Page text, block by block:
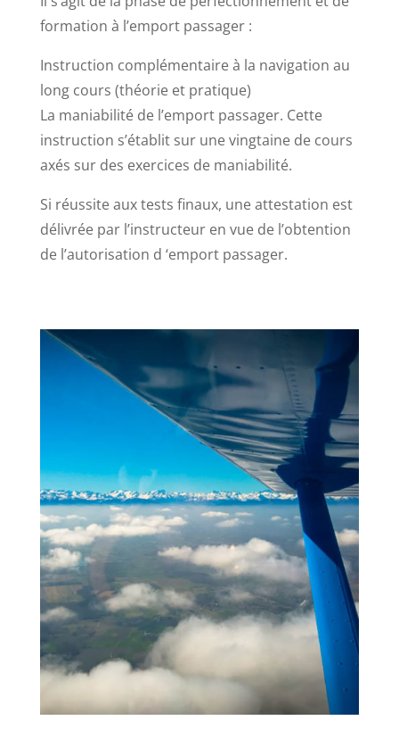
formation à l’emport passager :
Instruction complémentaire à la navigation au
long cours (théorie et pratique)
La maniabilité de l’emport passager. Cette
instruction s’établit sur une vingtaine de cours
axés sur des exercices de maniabilité.
Si réussite aux tests finaux, une attestation est
délivrée par l’instructeur en vue de l’obtention
de l’autorisation d ‘emport passager.